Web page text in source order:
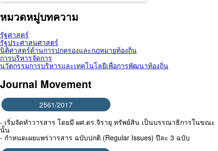
หมวดหมู่บทความ
รัฐศาสตร์
รัฐประศาสนศาสตร์
นิติศาสตร์ด้านการปกครองและกฎหมายท้องถิ่น
การบริหารจัดการ
นวัตกรรมการบริหารและเทคโนโลยีเพื่อการพัฒนาท้องถิ่น
Journal Movement
2561/2017
- เริ่มจัดทำวารสาร โดยมี ผศ.ดร.จิรายุ ทรัพย์สิน เป็นบรรณาธิการในขณะ
นั้น
- กำหนดเผยแพร่วารสาร ฉบับปกติ (Regular Issues) ปีละ 3 ฉบับ